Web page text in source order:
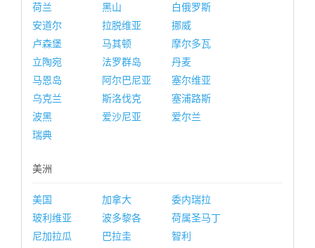
荷兰
黑山
白俄罗斯
安道尔
拉脱维亚
挪威
卢森堡
马其顿
摩尔多瓦
立陶宛
法罗群岛
丹麦
马恩岛
阿尔巴尼亚
塞尔维亚
乌克兰
斯洛伐克
塞浦路斯
波黑
爱沙尼亚
爱尔兰
瑞典
美洲
美国 加拿大
委内瑞拉
玻利维亚
波多黎各
荷属圣马丁
尼加拉瓜
巴拉圭
智利